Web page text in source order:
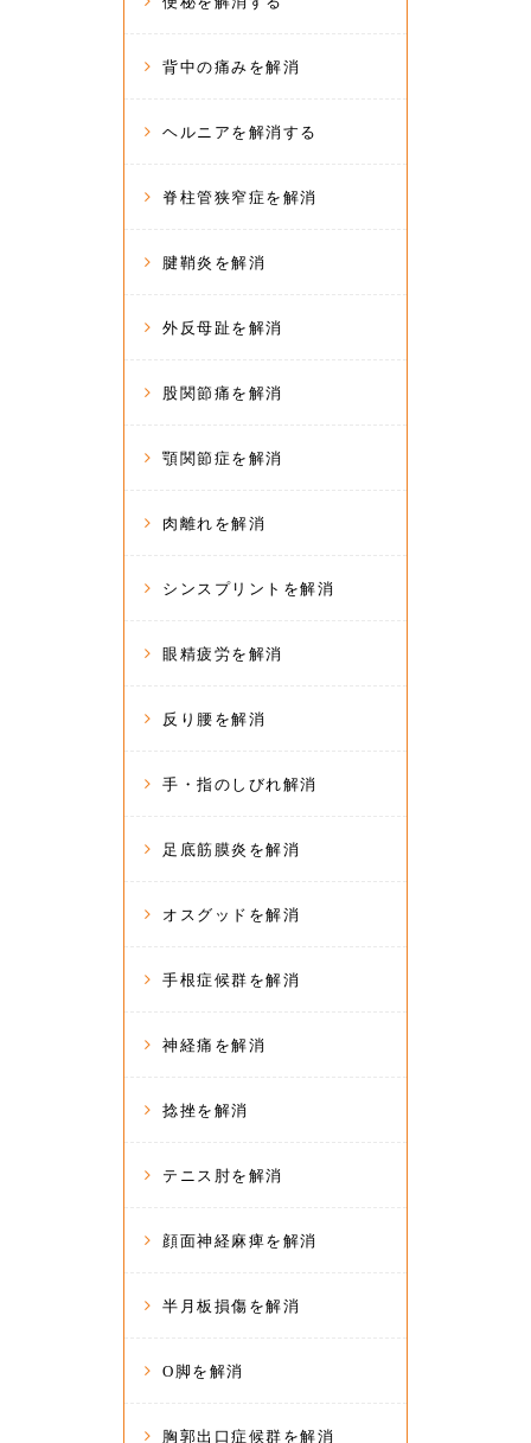
背中の痛みを解消
ヘルニアを解消する
脊柱管狭窄症を解消
腱鞘炎を解消
外反母趾を解消
股関節痛を解消
顎関節症を解消
肉離れを解消
シンスプリントを解消
眼精疲労を解消
反り腰を解消
手・指のしびれ解消
足底筋膜炎を解消
オスグッドを解消
手根症候群を解消
神経痛を解消
捻挫を解消
テニス肘を解消
顔面神経麻痺を解消
半月板損傷を解消
O脚を解消
胸郭出口症候群を解消